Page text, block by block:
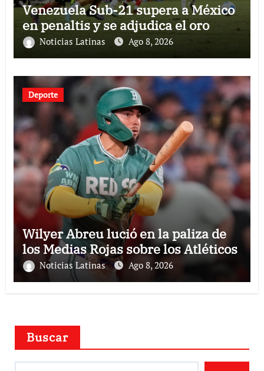
Venezuela Sub-21 supera a México
en penaltis y se adjudica el oro
Noticias Latinas Ago 8, 2026
Deporte
Wilyer Abreu lució en la paliza de
los Medias Rojas sobre los Atléticos
Noticias Latinas Ago 8, 2026
Buscar